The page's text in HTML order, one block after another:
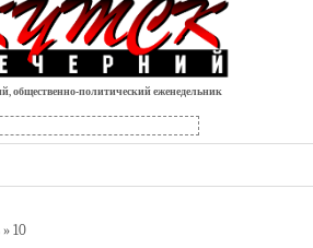
общественно-политический еженедельник
» 10